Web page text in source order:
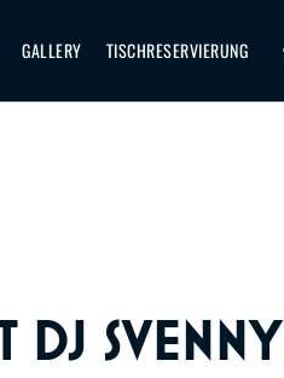
GALLERY TISCHRESERVIERUNG
DJ SVENNY